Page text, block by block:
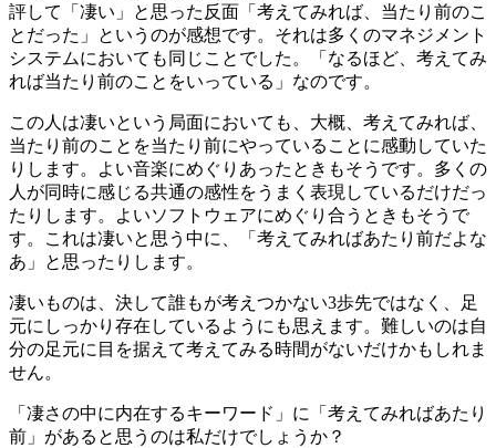
評して「凄い」と思った反面「考えてみれば、当たり前のこ
とだった」というのが感想です。それは多くのマネジメント
システムにおいても同じことでした。「なるほど、考えてみ
れば当たり前のことをいっている」なのです。
この人は凄いという局面においても、大概、考えてみれば、
当たり前のことを当たり前にやっていることに感動していた
りします。よい音楽にめぐりあったときもそうです。多くの
人が同時に感じる共通の感性をうまく表現しているだけだっ
たりします。よいソフトウェアにめぐり合うときもそうで
す。これは凄いと思う中に、「考えてみればあたり前だよな
あ」と思ったりします。
凄いものは、決して誰もが考えつかない3歩先ではなく、足
元にしっかり存在しているようにも思えます。難しいのは自
分の足元に目を据えて考えてみる時間がないだけかもしれま
せん。
「凄さの中に内在するキーワード」に「考えてみればあたり
前」があると思うのは私だけでしょうか？